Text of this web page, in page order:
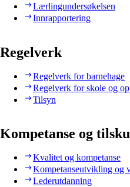
Lærlingundersøkelsen
Innrapportering
Regelverk
Regelverk for barnehage
Regelverk for skole og
Tilsyn
Kompetanse og
Kvalitet og kompetanse
Kompetanseutvikling og
Lederutdanning